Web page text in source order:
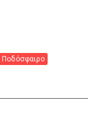
Ποδόσφαιρο